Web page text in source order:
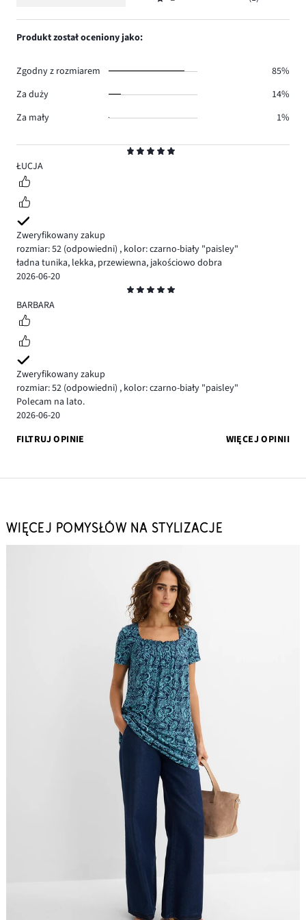
5
ŁUCJA
Zweryfikowany zakup
rozmiar: 52 (odpowiedni) , kolor: czarno-biały "paisley"
ładna tunika, lekka, przewiewna, jakościowo dobra
2026-06-20
5
BARBARA
Zweryfikowany zakup
rozmiar: 52 (odpowiedni) , kolor: czarno-biały "paisley"
Polecam na lato.
2026-06-20
FILTRUJ OPINIE
WIĘCEJ OPINII
Ocena
1,
Produkt został oceniony jako:
Zgodny z rozmiarem
85%
Za duży
14%
Za mały
1%
WIĘCEJ POMYSŁÓW NA STYLIZACJE